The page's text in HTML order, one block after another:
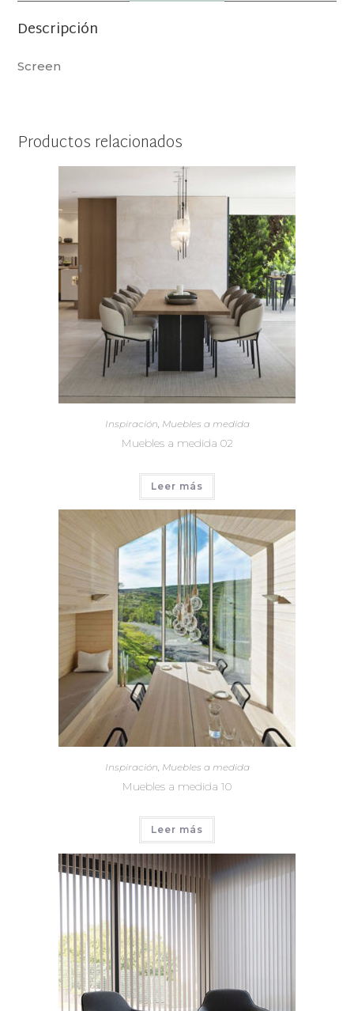
Descripción
Screen
Productos relacionados
Inspiración Muebles a medida
Muebles a medida 02
Leer más
Inspiración, Muebles a medida
Muebles a medida 10
Leer más